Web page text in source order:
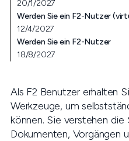
20/1/2027
Werden Sie ein F2-Nutzer
12/4/2027
Werden Sie ein F2-Nutzer
18/8/2027
Als F2 Benutzer erhalten
Werkzeuge, um
können. Sie verstehen die
Dokumenten, Vorgängen